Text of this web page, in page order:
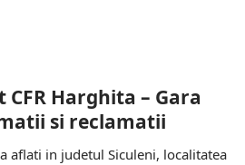
Harghita – Gara
si reclamatii
aflati in judetul Siculeni, localitatea